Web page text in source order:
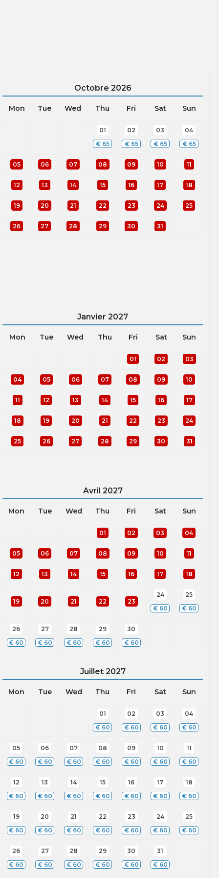
Octobre 2026
Mon Tue Wed Thu Fri Sat Sun
01
€ 65
02
€ 65
03
€ 65
04
€ 65
05 06 07 08 09 10 11
12 13 14 15 16 17 18
19 20 21 22 23 24 25
26 27 28 29 30 31
Janvier 2027
Mon Tue Wed Thu Fri Sat Sun
01 02 03
04 05 06 07 08 09 10
11 12 13 14 15 16 17
18 19 20 21 22 23 24
25 26 27 28 29 30 31
Avril 2027
Mon Tue Wed Thu Fri Sat Sun
01 02 03 04
05 06 07 08 09 10 11
12 13 14 15 16 17 18
19 20 21 22 23
24
€ 60
25
€ 60
26
€ 60
27
€ 60
28
€ 60
29
€ 60
30
€ 60
Juillet 2027
Mon Tue Wed Thu Fri Sat Sun
01
€ 60
02
€ 60
03
€ 60
04
€ 60
05
€ 60
06
€ 60
07
€ 60
08
€ 60
09
€ 60
10
€ 60
11
€ 60
12
€ 60
13
€ 60
14
€ 60
15
€ 60
16
€ 60
17
€ 60
18
€ 60
19
€ 60
20
€ 60
21
€ 60
22
€ 60
23
€ 60
24
€ 60
25
€ 60
26
€ 60
27
€ 60
28
€ 60
29
€ 60
30
€ 60
31
€ 60